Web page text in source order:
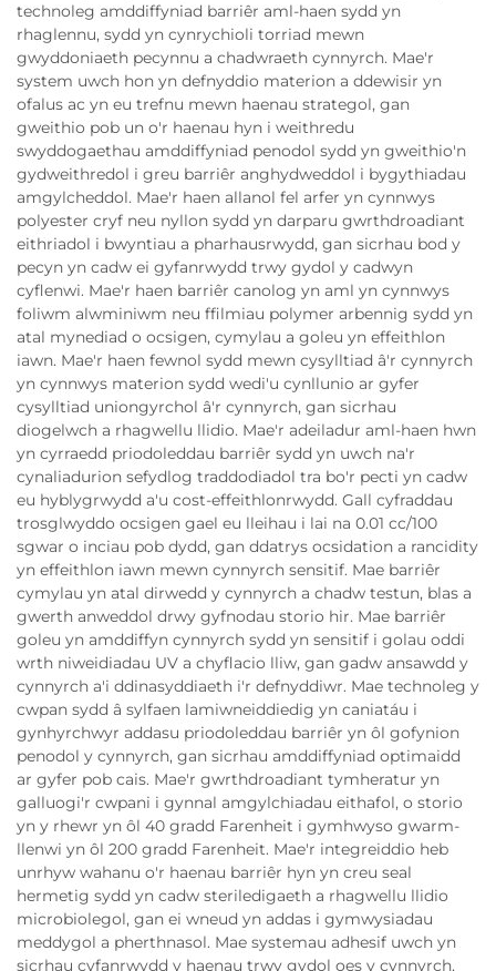
technoleg amddiffyniad barriêr aml-haen sydd yn
rhaglennu, sydd yn cynrychioli torriad mewn
gwyddoniaeth pecynnu a chadwraeth cynnyrch. Mae'r
system uwch hon yn defnyddio materion a ddewisir yn
ofalus ac yn eu trefnu mewn haenau strategol, gan
gweithio pob un o'r haenau hyn i weithredu
swyddogaethau amddiffyniad penodol sydd yn gweithio'n
gydweithredol i greu barriêr anghydweddol i bygythiadau
amgylcheddol. Mae'r haen allanol fel arfer yn cynnwys
polyester cryf neu nyllon sydd yn darparu gwrthdroadiant
eithriadol i bwyntiau a pharhausrwydd, gan sicrhau bod y
pecyn yn cadw ei gyfanrwydd trwy gydol y cadwyn
cyflenwi. Mae'r haen barriêr canolog yn aml yn cynnwys
foliwm alwminiwm neu ffilmiau polymer arbennig sydd yn
atal mynediad o ocsigen, cymylau a goleu yn effeithlon
iawn. Mae'r haen fewnol sydd mewn cysylltiad â'r cynnyrch
yn cynnwys materion sydd wedi'u cynllunio ar gyfer
cysylltiad uniongyrchol â'r cynnyrch, gan sicrhau
diogelwch a rhagwellu llidio. Mae'r adeiladur aml-haen hwn
yn cyrraedd priodoleddau barriêr sydd yn uwch na'r
cynaliadurion sefydlog traddodiadol tra bo'r pecti yn cadw
eu hyblygrwydd a'u cost-effeithlonrwydd. Gall cyfraddau
trosglwyddo ocsigen gael eu lleihau i lai na 0.01 cc/100
sgwar o inciau pob dydd, gan ddatrys ocsidation a rancidity
yn effeithlon iawn mewn cynnyrch sensitif. Mae barriêr
cymylau yn atal dirwedd y cynnyrch a chadw testun, blas a
gwerth anweddol drwy gyfnodau storio hir. Mae barriêr
goleu yn amddiffyn cynnyrch sydd yn sensitif i golau oddi
wrth niweidiadau UV a chyflacio lliw, gan gadw ansawdd y
cynnyrch a'i ddinasyddiaeth i'r defnyddiwr. Mae technoleg y
cwpan sydd â sylfaen lamiwneiddiedig yn caniatáu i
gynhyrchwyr addasu priodoleddau barriêr yn ôl gofynion
penodol y cynnyrch, gan sicrhau amddiffyniad optimaidd
ar gyfer pob cais. Mae'r gwrthdroadiant tymheratur yn
galluogi'r cwpani i gynnal amgylchiadau eithafol, o storio
yn y rhewr yn ôl 40 gradd Farenheit i gymhwyso gwarm-
llenwi yn ôl 200 gradd Farenheit. Mae'r integreiddio heb
unrhyw wahanu o'r haenau barriêr hyn yn creu seal
hermetig sydd yn cadw steriledigaeth a rhagwellu llidio
microbiolegol, gan ei wneud yn addas i gymwysiadau
meddygol a pherthnasol. Mae systemau adhesif uwch yn
sicrhau cyfanrwydd y haenau trwy gydol oes y cynnyrch,